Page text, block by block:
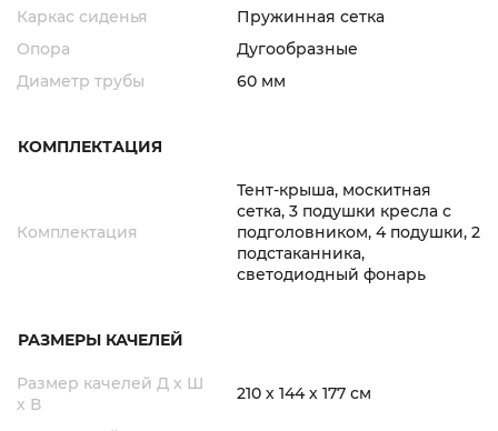
Каркас сиденья
Пружинная сетка
Опора
Дугообразные
Диаметр трубы
60 мм
КОМПЛЕКТАЦИЯ
Комплектация
Тент-крыша, москитная
сетка, 3 подушки кресла с
подголовником, 4 подушки, 2
подстаканника,
светодиодный фонарь
РАЗМЕРЫ КАЧЕЛЕЙ
Размер качелей Д х Ш
х В
210 х 144 х 177 см